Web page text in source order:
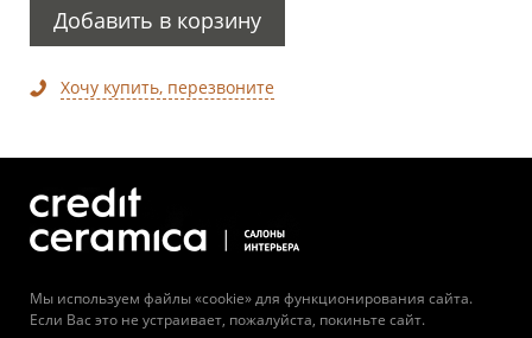
Добавить в корзину
Хочу купить, перезвоните
Мы используем файлы «cookie» для функционирования сайта.
Если Вас это не устраивает, пожалуйста, покиньте сайт.